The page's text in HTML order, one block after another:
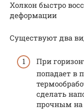
Холкон быстро
деформации
Существуют два
При
попадает в
сделать
прочным на